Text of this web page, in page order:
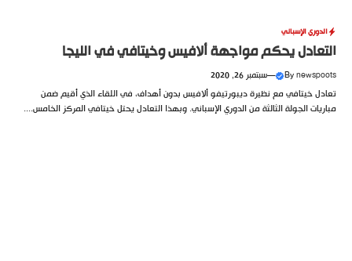
الدوري الإسباني
التعادل يحكم مواجهة ألافيس وخيتافي في الليجا
Bynewspoots
—سبتمبر 26, 2020
تعادل خيتافي مع نظيرة ديبورتيفو ألافيس بدون أهداف، في اللقاء الذي أقيم ضمن
مباريات الجولة الثالثة من الدوري الإسباني. وبهذا التعادل يحتل خيتافي المركز الخامس....